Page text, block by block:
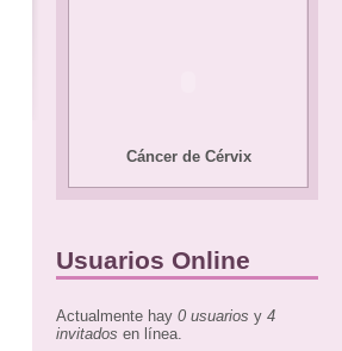
Cáncer de Cérvix
Usuarios Online
Actualmente hay 0 usuarios y 4
invitados en línea.